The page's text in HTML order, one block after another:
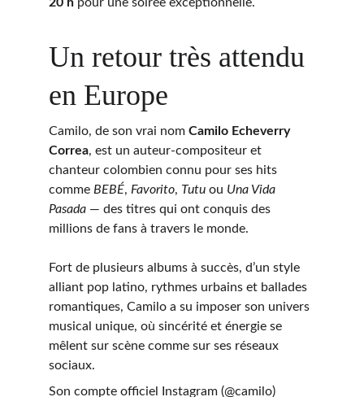
Un retour très attendu
en Europe
Camilo, de son vrai nom Camilo Echeverry
Correa, est un auteur-compositeur et
chanteur colombien connu pour ses hits
comme BEBÉ, Favorito, Tutu ou Una Vida
Pasada — des titres qui ont conquis des
millions de fans à travers le monde.
Fort de plusieurs albums à succès, d’un style
alliant pop latino, rythmes urbains et ballades
romantiques, Camilo a su imposer son univers
musical unique, où sincérité et énergie se
mêlent sur scène comme sur ses réseaux
sociaux.
Son compte officiel Instagram (@camilo)